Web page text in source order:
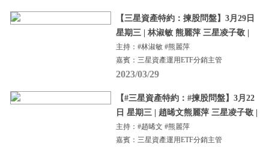
【三星資產特約：揀股問盤】3月29日
星期三 | 林淑敏 熊麗萍 三星凌子敬 |
主持：#林淑敏 #熊麗萍
嘉賓：三星資產運用ETF分銷主管
2023/03/29
【#三星資產特約：#揀股問盤】3月22
日 星期三 | 趙晞文熊麗萍 三星凌子敬 |
主持：#趙晞文 #熊麗萍
嘉賓：三星資產運用ETF分銷主管